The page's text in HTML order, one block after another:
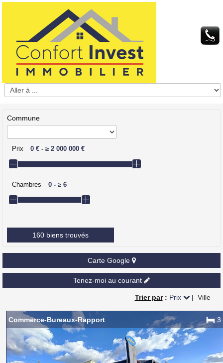
Commune
Prix 0 € -≥ 2 000 000 €
Chambres 0 -≥ 6
160 biens trouvés
Carte Google
Tenez-moi au courant
Trier par: Prix | Ville
Commerce-Bureaux-Rapport 3